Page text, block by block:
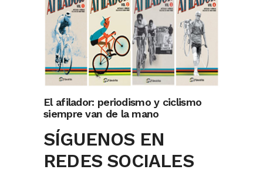
El afilador: periodismo y ciclismo
siempre van de la mano
SÍGUENOS EN
REDES SOCIALES